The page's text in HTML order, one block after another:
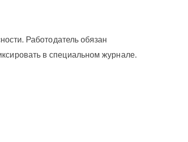
Работодатель обязан
в специальном журнале.